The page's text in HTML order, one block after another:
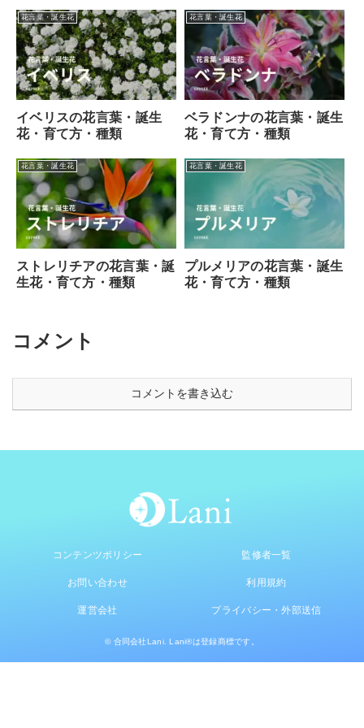
花言葉・誕生花
イベリスの花言葉・誕生
花・育て方・種類
花言葉・誕生花
ベラドンナの花言葉・誕生
花・育て方・種類
花言葉・誕生花
ストレリチアの花言葉・誕
生花・育て方・種類
花言葉・誕生花
プルメリアの花言葉・誕生
花・育て方・種類
コメント
コメントを書き込む
コンテンツポリシー 監修者一覧
お問い合わせ 利用規約
運営会社 プライバシー・外部送信
© 合同会社Lani. Lani®は登録商標です。